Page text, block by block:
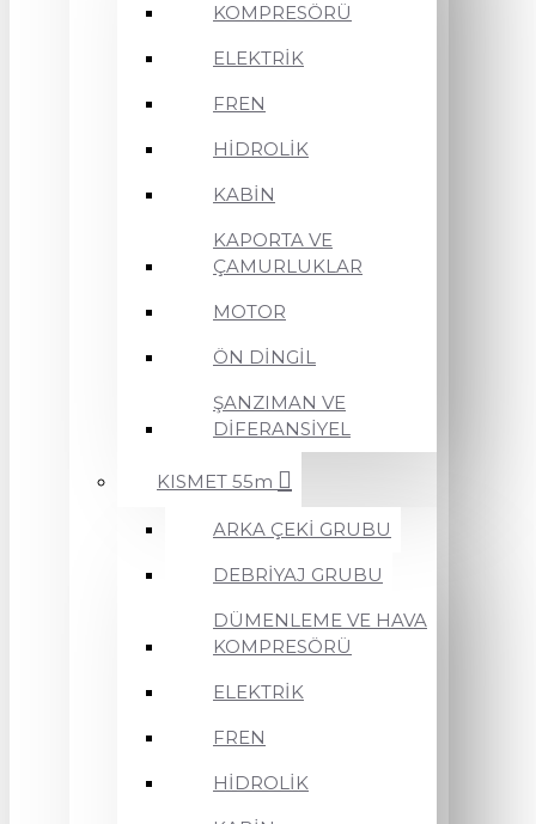
KOMPRESÖRÜ
ELEKTRİK
FREN
HİDROLİK
KABİN
KAPORTA VE
ÇAMURLUKLAR
MOTOR
ÖN DİNGİL
ŞANZIMAN VE
DİFERANSİYEL
KISMET 55m
ARKA ÇEKİ GRUBU
DEBRİYAJ GRUBU
DÜMENLEME VE HAVA
KOMPRESÖRÜ
ELEKTRİK
FREN
HİDROLİK